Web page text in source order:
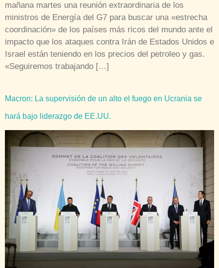
mañana martes una reunión extraordinaria de los
ministros de Energía del G7 para buscar una «estrecha
coordinación» de los países más ricos del mundo ante el
impacto que los ataques contra Irán de Estados Unidos e
Israel están teniendo en los precios del petroleo y gas.
«Seguiremos trabajando […]
Macron: La supervisión de un alto el fuego en Ucrania se
hará bajo liderazgo de EE.UU.